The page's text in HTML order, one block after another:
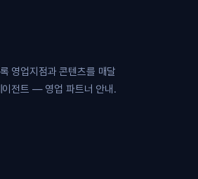
영업지점과 콘텐츠를 매달
이전트 — 영업 파트너 안내.